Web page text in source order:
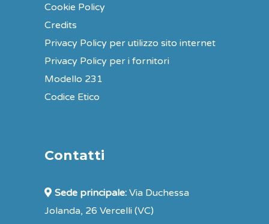
Cookie Policy
Credits
Privacy Policy per utilizzo sito internet
Privacy Policy per i fornitori
Modello 231
Codice Etico
Contatti
Sede principale: Via Duchessa
Jolanda, 26 Vercelli (VC)